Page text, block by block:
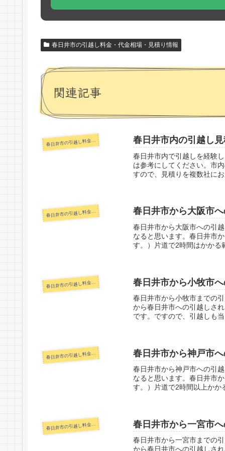
春日井市の引越し料金・代金相場・見積り情報
関連記事
春日井市の引越し料金・代金相場・見積り情報 春日井市内の引越し
春日井市内で引越しを経験
は参考にしてください。市
すので、見積りを複数社に
春日井市の引越し料金・代金相場・見積り情報 春日井市から大阪市
春日井市から大阪市への引
なると思います。春日井市
す。）片道で2時間はかかる
春日井市の引越し料金・代金相場・見積り情報 春日井市から小牧市
春日井市から小牧市までの
から春日井市への引越しさ
です。ですので、引越しも
春日井市の引越し料金・代金相場・見積り情報 春日井市から神戸市
春日井市から神戸市への引
なると思います。春日井市
す。）片道で2時間以上かか
春日井市の引越し料金・代金相場・見積り情報 春日井市から一宮市
春日井市から一宮市までの
から春日井市への引越しさ